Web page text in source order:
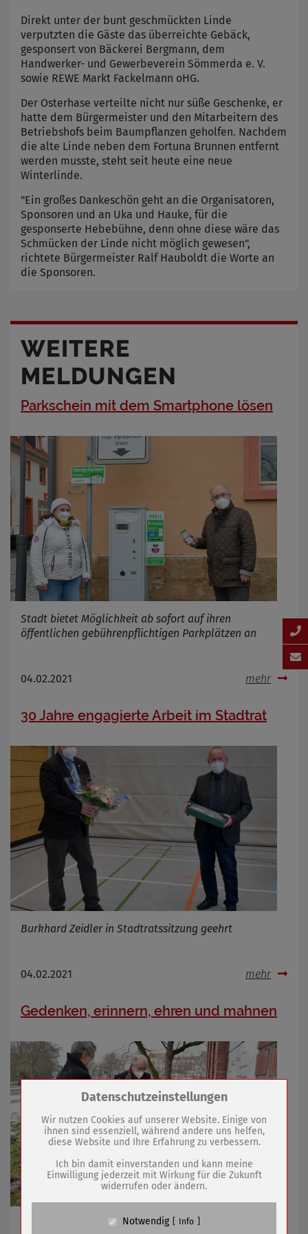
Direkt unter der bunt geschmückten Linde
verputzten die Gäste das überreichte Gebäck,
gesponsert von Bäckerei Bergmann, dem
Handwerker- und Gewerbeverein Sömmerda e. V.
sowie REWE Markt Fackelmann oHG.
Der Osterhase verteilte nicht nur süße Geschenke, er
hatte dem Bürgermeister und den Mitarbeitern des
Betriebshofs beim Baumpflanzen geholfen. Nachdem
die alte Linde neben dem Fortuna Brunnen entfernt
werden musste, steht seit heute eine neue
Winterlinde.
"Ein großes Dankeschön geht an die Organisatoren,
Sponsoren und an Uka und Hauke, für die
gesponserte Hebebühne, denn ohne diese wäre das
Schmücken der Linde nicht möglich gewesen",
richtete Bürgermeister Ralf Hauboldt die Worte an
die Sponsoren.
WEITERE
MELDUNGEN
Parkschein mit dem Smartphone lösen
Stadt bietet Möglichkeit ab sofort auf ihren
öffentlichen gebührenpflichtigen Parkplätzen an
04.02.2021 mehr
30 Jahre engagierte Arbeit im Stadtrat
Burkhard Zeidler in Stadtratssitzung geehrt
04.02.2021 mehr
Gedenken, erinnern, ehren und mahnen
Kranzniederlegung anlässlich des Holocaust-
Zum Betrieb der Seite notwendige Cookies /
Name
PHP Session Cookie
Anbieter
Eigentümer dieser Website (Wenko-
Wenselaar GmbH & Co. KG)
Absicherung Kontaktformular / SPAM
Datenschutzeinstellungen
Wir nutzen Cookies auf unserer Website. Einige von
ihnen sind essenziell, während andere uns helfen,
diese Website und Ihre Erfahrung zu verbessern.
Ich bin damit einverstanden und kann meine
Einwilligung jederzeit mit Wirkung für die Zukunft
widerrufen oder ändern.
Notwendig Info